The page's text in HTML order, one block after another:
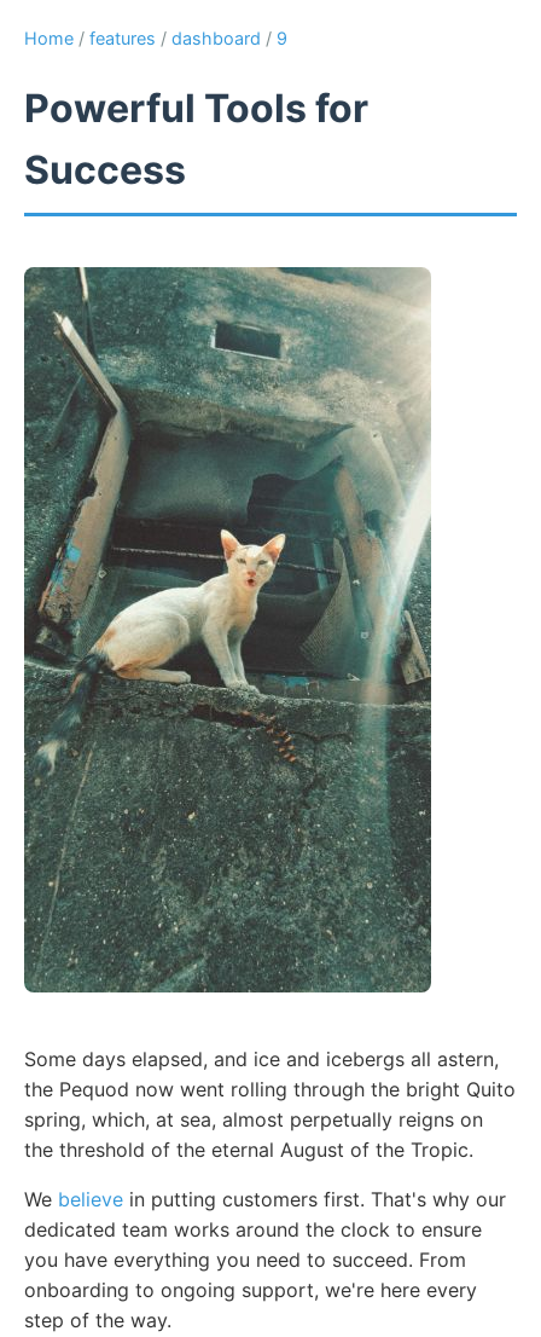
Home / features / dashboard / 9
Powerful Tools for
Success
Some days elapsed, and ice and icebergs all astern,
the Pequod now went rolling through the bright Quito
spring, which, at sea, almost perpetually reigns on
the threshold of the eternal August of the Tropic.
We believe in putting customers first. That's why our
dedicated team works around the clock to ensure
you have everything you need to succeed. From
onboarding to ongoing support, we're here every
step of the way.